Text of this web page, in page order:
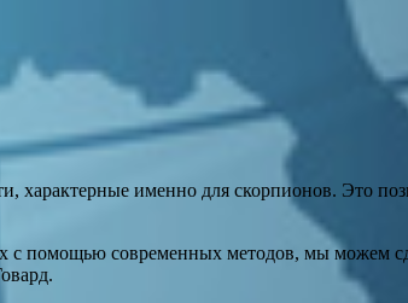
именно для скорпионов. Это
с помощью современных методов, мы можем